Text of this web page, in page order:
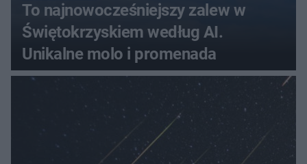
To najnowocześniejszy zalew w
Świętokrzyskiem według AI.
Unikalne molo i promenada